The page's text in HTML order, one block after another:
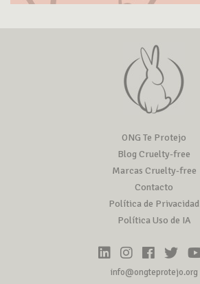
ONG Te Protejo
Blog Cruelty-free
Marcas Cruelty-free
Contacto
Política de Privacidad
Política Uso de IA
info@ongteprotejo.org